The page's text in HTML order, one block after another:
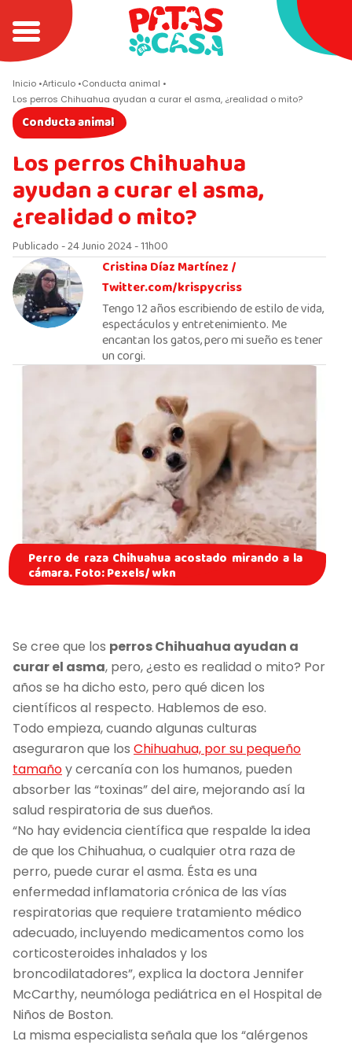
Inicio Articulo Conducta animal
Los perros Chihuahua ayudan a curar el asma, ¿realidad o mito?
Conducta animal
Los perros Chihuahua
ayudan a curar el asma,
¿realidad o mito?
Publicado - 24 Junio 2024 - 11h00
Cristina Díaz Martínez /
Twitter.com/krispycriss
Tengo 12 años escribiendo de estilo de vida,
espectáculos y entretenimiento. Me
encantan los gatos, pero mi sueño es tener
un corgi.
Perro de raza Chihuahua acostado mirando a la
cámara. Foto: Pexels/ wkn
Se cree que los perros Chihuahua ayudan a
curar el asma, pero, ¿esto es realidad o mito? Por
años se ha dicho esto, pero qué dicen los
científicos al respecto. Hablemos de eso.
Todo empieza, cuando algunas culturas
aseguraron que los Chihuahua, por su pequeño
tamañoy cercanía con los humanos, pueden
absorber las “toxinas” del aire, mejorando así la
salud respiratoria de sus dueños.
“No hay evidencia científica que respalde la idea
de que los Chihuahua, o cualquier otra raza de
perro, puede curar el asma. Ésta es una
enfermedad inflamatoria crónica de las vías
respiratorias que requiere tratamiento médico
adecuado, incluyendo medicamentos como los
corticosteroides inhalados y los
broncodilatadores”, explica la doctora Jennifer
McCarthy, neumóloga pediátrica en el Hospital de
Niños de Boston.
La misma especialista señala que los “alérgenos